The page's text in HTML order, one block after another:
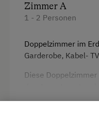
Zimmer A
1 - 2 Personen
Doppelzimmer im
Garderobe, Kabel-
Diese